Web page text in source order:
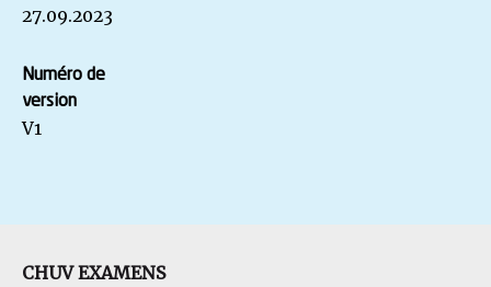
27.09.2023
Numéro de
version
V1
CHUV EXAMENS